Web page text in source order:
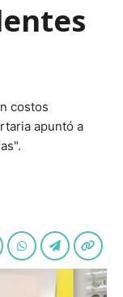
costos
apuntó a